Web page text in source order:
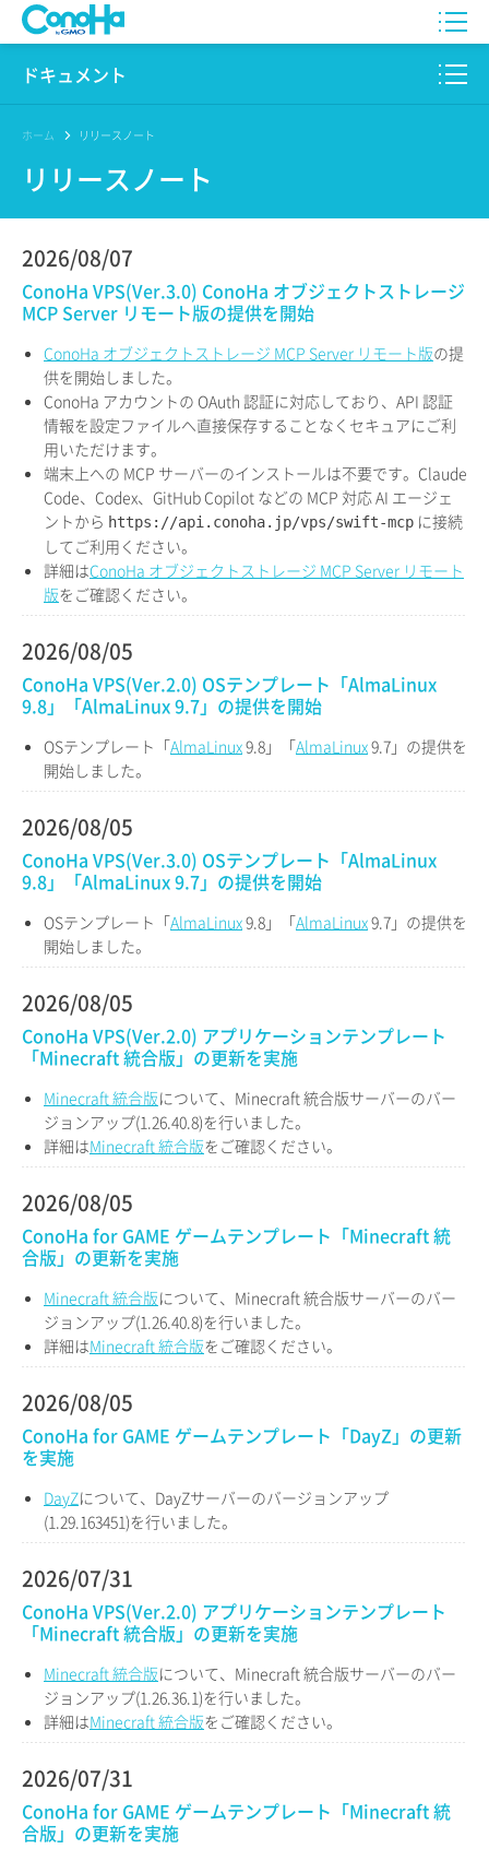
WING
for GAME
Pencil
サポート
ログイン
ドキュメント
このサイトについて
プロダクト
リリースノート
ホーム リリースノート
リリースノート
2026/08/07
ConoHa VPS(Ver.3.0) ConoHa オブジェクトストレージ
MCP Server リモート版の提供を開始
ConoHa オブジェクトストレージ MCP Server リモート版の提
供を開始しました。
ConoHa アカウントの OAuth 認証に対応しており、API 認証
情報を設定ファイルへ直接保存することなくセキュアにご利
用いただけます。
端末上への MCP サーバーのインストールは不要です。Claude
Code、Codex、GitHub Copilot などの MCP 対応 AI エージェ
ントから https://api.conoha.jp/vps/swift-mcp に接続
してご利用ください。
詳細はConoHa オブジェクトストレージ MCP Server リモート
版をご確認ください。
2026/08/05
ConoHa VPS(Ver.2.0) OSテンプレート「AlmaLinux
9.8」「AlmaLinux 9.7」の提供を開始
OSテンプレート「AlmaLinux9.8」「AlmaLinux9.7」の提供を
開始しました。
2026/08/05
ConoHa VPS(Ver.3.0) OSテンプレート「AlmaLinux
9.8」「AlmaLinux 9.7」の提供を開始
OSテンプレート「AlmaLinux9.8」「AlmaLinux9.7」の提供を
開始しました。
2026/08/05
ConoHa VPS(Ver.2.0) アプリケーションテンプレート
「Minecraft 統合版」の更新を実施
Minecraft 統合版について、Minecraft 統合版サーバーのバー
ジョンアップ(1.26.40.8)を行いました。
詳細はMinecraft 統合版をご確認ください。
2026/08/05
ConoHa for GAME ゲームテンプレート「Minecraft 統
合版」の更新を実施
Minecraft 統合版について、Minecraft 統合版サーバーのバー
ジョンアップ(1.26.40.8)を行いました。
詳細はMinecraft 統合版をご確認ください。
2026/08/05
ConoHa for GAME ゲームテンプレート「DayZ」の更新
を実施
DayZについて、DayZサーバーのバージョンアップ
(1.29.163451)を行いました。
2026/07/31
ConoHa VPS(Ver.2.0) アプリケーションテンプレート
「Minecraft 統合版」の更新を実施
Minecraft 統合版について、Minecraft 統合版サーバーのバー
ジョンアップ(1.26.36.1)を行いました。
詳細はMinecraft 統合版をご確認ください。
2026/07/31
ConoHa for GAME ゲームテンプレート「Minecraft 統
合版」の更新を実施